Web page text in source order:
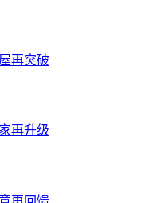
再突破
再升级